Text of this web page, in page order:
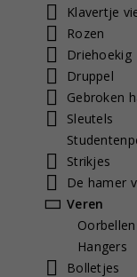
Klavertje
Rozen
Driehoekig
Druppel
Gebroken
Sleutels
Strikjes
De hamer
Veren
Oorbellen
Hangers
Bolletjes